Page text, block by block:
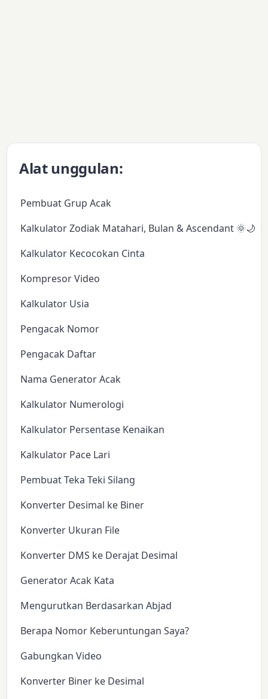
Alat unggulan:
Pembuat Grup Acak
Kalkulator Zodiak Matahari, Bulan & Ascendant 🌞🌙✨
Kalkulator Kecocokan Cinta
Kompresor Video
Kalkulator Usia
Pengacak Nomor
Pengacak Daftar
Nama Generator Acak
Kalkulator Numerologi
Kalkulator Persentase Kenaikan
Kalkulator Pace Lari
Pembuat Teka Teki Silang
Konverter Desimal ke Biner
Konverter Ukuran File
Konverter DMS ke Derajat Desimal
Generator Acak Kata
Mengurutkan Berdasarkan Abjad
Berapa Nomor Keberuntungan Saya?
Gabungkan Video
Konverter Biner ke Desimal